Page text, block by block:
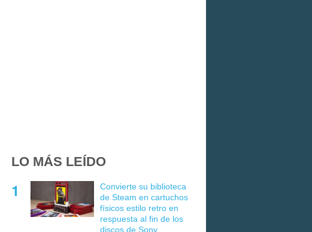
LO MÁS LEÍDO
Convierte su biblioteca
de Steam en cartuchos
físicos estilo retro en
respuesta al fin de los
discos de Sony